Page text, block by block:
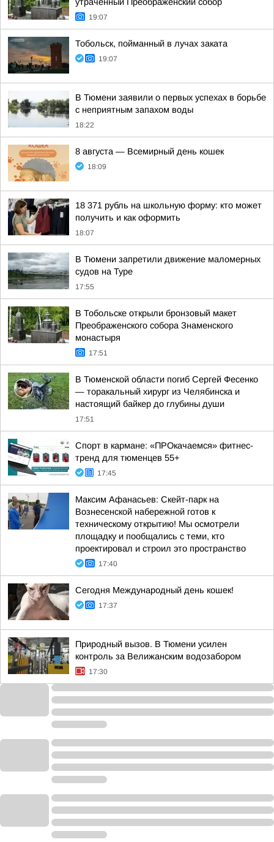
19:07
Тобольск, пойманный в лучах заката
19:07
В Тюмени заявили о первых успехах в борьбе
с неприятным запахом воды
18:22
8 августа — Всемирный день кошек
18:09
18 371 рубль на школьную форму: кто может
получить и как оформить
18:07
В Тюмени запретили движение маломерных
судов на Туре
17:55
В Тобольске открыли бронзовый макет
Преображенского собора Знаменского
монастыря
17:51
В Тюменской области погиб Сергей Фесенко
— торакальный хирург из Челябинска и
настоящий байкер до глубины души
17:51
Спорт в кармане: «ПРОкачаемся» фитнес-
тренд для тюменцев 55+
17:45
Максим Афанасьев: Скейт-парк на
Вознесенской набережной готов к
техническому открытию! Мы осмотрели
площадку и пообщались с теми, кто
проектировал и строил это пространство
17:40
Сегодня Международный день кошек!
17:37
Природный вызов. В Тюмени усилен
контроль за Велижанским водозабором
17:30